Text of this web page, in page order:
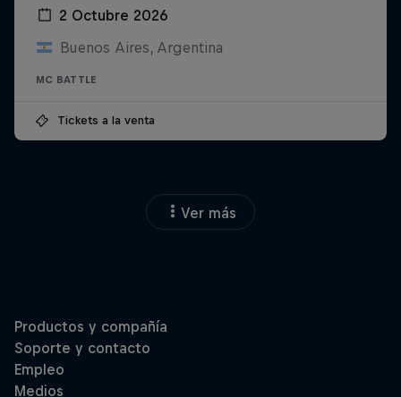
2 Octubre 2026
Buenos Aires, Argentina
MC BATTLE
Tickets a la venta
Ver más